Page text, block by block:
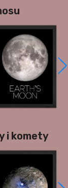
i komety